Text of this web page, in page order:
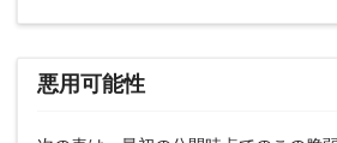
悪用可能性